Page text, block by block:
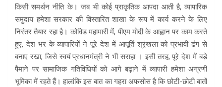
किसी समर्थन नीति के। जब भी कोई प्राकृतिक आपदा आती है, व्यापारिक
समुदाय हमेशा सरकार की विस्तारित शाखा के रूप में कार्य करने के लिए
निरंतर तैयार रहा है। कोविड महामारी में, पीएम मोदी के आह्वान पर काम करते
हुए, देश भर के व्यापारियों ने पूरे देश में आपूर्ति श्रृंखला को प्रभावी ढंग से
बनाए रखा, जिसे स्वयं प्रधानमंत्री ने भी सराहा । इसी तरह, पूरे देश में बड़े
पैमाने पर सामाजिक गतिविधियों को आगे बढ़ाने में व्यापारी हमेशा अग्रणी
भूमिका में रहते हैं। हालांकि इस बात का गहरा अफसोस है कि छोटी-छोटी बातों